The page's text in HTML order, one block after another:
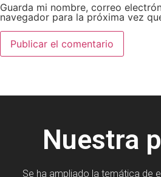
Guarda mi nombre, correo
navegador para la próxima vez
Nuestra
Se ha ampliado la temática de